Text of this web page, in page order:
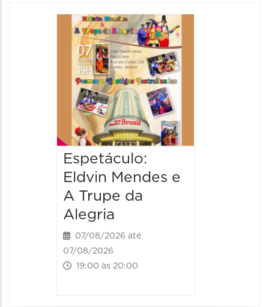
Espetáculo:
Eldvin Mendes e
A Trupe da
Alegria
07/08/2026 até
07/08/2026
19:00 às 20:00